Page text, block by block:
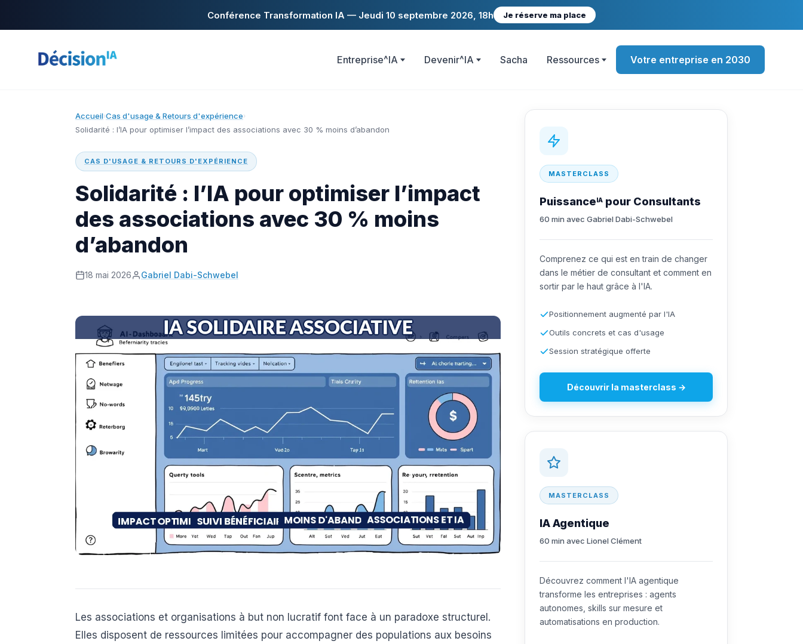
Conférence Transformation IA — Jeudi 10 septembre 2026, 18h Je réserve ma place
Entreprise^IA Devenir^IA Sacha Ressources Votre entreprise en 2030
Accueil›Cas d'usage & Retours d'expérience›
Solidarité : l’IA pour optimiser l’impact des associations avec 30 % moins d’abandon
CAS D'USAGE & RETOURS D'EXPÉRIENCE
Solidarité : l’IA pour optimiser l’impact
des associations avec 30 % moins
d’abandon
18 mai 2026 Gabriel Dabi-Schwebel
Les associations et organisations à but non lucratif font face à un paradoxe structurel.
Elles disposent de ressources limitées pour accompagner des populations aux besoins
MASTERCLASS
PuissanceIA pour Consultants
60 min avec Gabriel Dabi-Schwebel
Comprenez ce qui est en train de changer
dans le métier de consultant et comment en
sortir par le haut grâce à l'IA.
Positionnement augmenté par l'IA
Outils concrets et cas d'usage
Session stratégique offerte
Découvrir la masterclass →
MASTERCLASS
IA Agentique
60 min avec Lionel Clément
Découvrez comment l'IA agentique
transforme les entreprises : agents
autonomes, skills sur mesure et
automatisations en production.